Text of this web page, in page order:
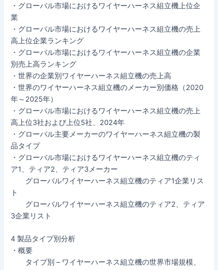
・グローバル市場におけるワイヤーハーネス組立機上位企
業
・グローバル市場におけるワイヤーハーネス組立機の売上
高上位企業ランキング
・グローバル市場におけるワイヤーハーネス組立機の企業
別売上高ランキング
・世界の企業別ワイヤーハーネス組立機の売上高
・世界のワイヤーハーネス組立機のメーカー別価格（2020
年～2025年）
・グローバル市場におけるワイヤーハーネス組立機の売上
高上位3社および上位5社、2024年
・グローバル主要メーカーのワイヤーハーネス組立機の製
品タイプ
・グローバル市場におけるワイヤーハーネス組立機のティ
ア1、ティア2、ティア3メーカー
グローバルワイヤーハーネス組立機のティア1企業リス
ト
グローバルワイヤーハーネス組立機のティア2、ティア
3企業リスト
4 製品タイプ別分析
・概要
タイプ別 – ワイヤーハーネス組立機の世界市場規模、